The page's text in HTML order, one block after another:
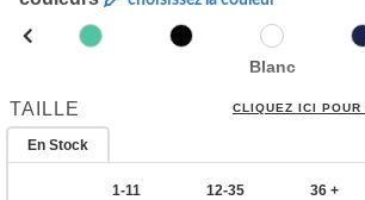
Blanc
TAILLE CLIQUEZ ICI
En Stock
1-11 12-35 36 +